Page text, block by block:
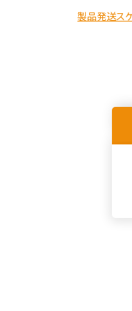
製品発送ス